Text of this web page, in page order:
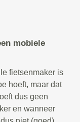
mobiele
fietsenmaker is
hoeft, maar dat
dus geen
en wanneer